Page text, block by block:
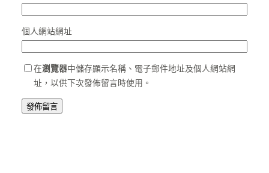
個人網站網址
在瀏覽器中儲存顯示名稱、電子郵件地址及個人網站網
址，以供下次發佈留言時使用。